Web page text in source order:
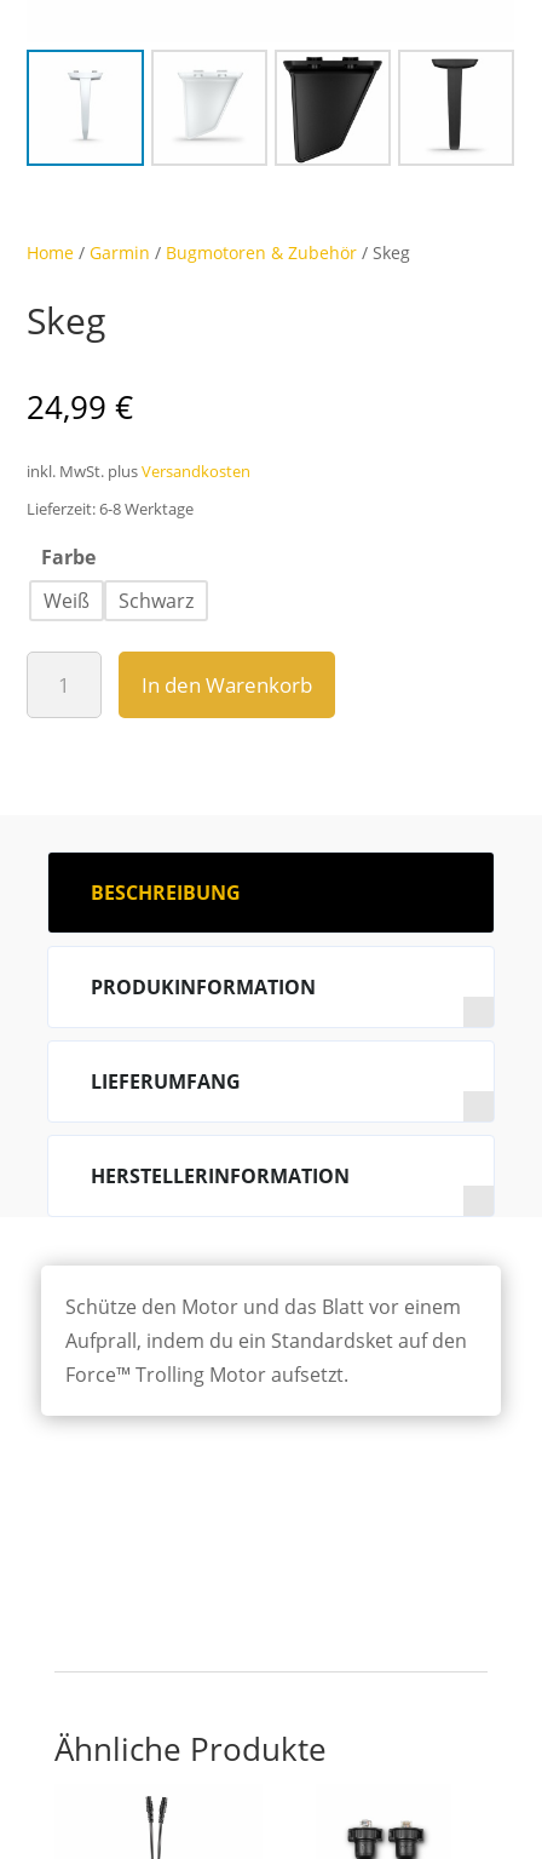
Home /Garmin / Bugmotoren & Zubehör / Skeg
Skeg
24,99€
inkl. MwSt. plusVersandkosten
Lieferzeit:6-8 Werktage
Farbe
Weiß
Schwarz
Menge
In den Warenkorb
Schütze den Motor und das Blatt vor einem
Aufprall, indem du ein Standardsket auf den
Force™ Trolling Motor aufsetzt.
BESCHREIBUNG
PRODUKINFORMATION
LIEFERUMFANG
HERSTELLERINFORMATION
Ähnliche Produkte